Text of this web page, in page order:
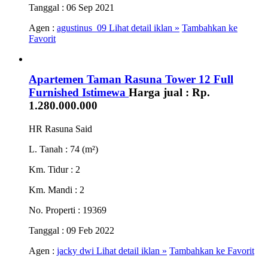
Tanggal : 06 Sep 2021
Agen : agustinus_09 Lihat detail iklan » Tambahkan ke
Favorit
Apartemen Taman Rasuna Tower 12 Full
Furnished Istimewa Harga jual : Rp.
1.280.000.000
HR Rasuna Said
L. Tanah : 74 (m²)
Km. Tidur : 2
Km. Mandi : 2
No. Properti : 19369
Tanggal : 09 Feb 2022
Agen : jacky dwi Lihat detail iklan » Tambahkan ke Favorit